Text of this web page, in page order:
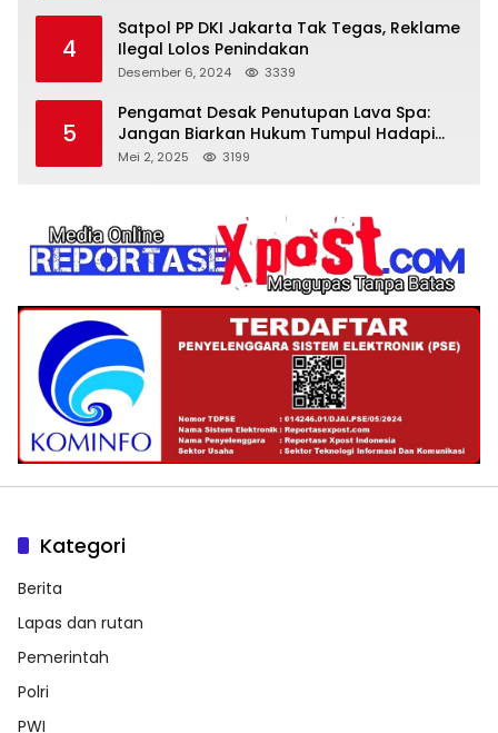
4
Satpol PP DKI Jakarta Tak Tegas, Reklame
Ilegal Lolos Penindakan
Desember 6, 2024 3339
5
Pengamat Desak Penutupan Lava Spa:
Jangan Biarkan Hukum Tumpul Hadapi
‘Spa Berkedok
Mei 2, 2025 3199
Kategori
Berita
Lapas dan rutan
Pemerintah
Polri
PWI